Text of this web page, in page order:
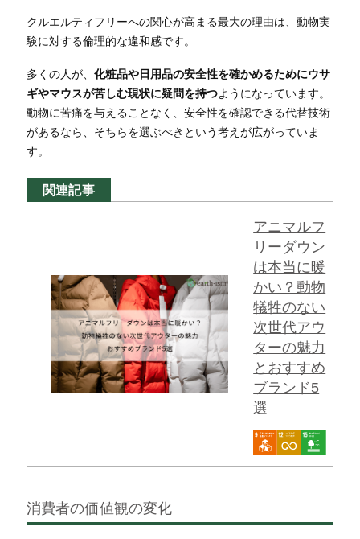
クルエルティフリーへの関心が高まる最大の理由は、動物実
験に対する倫理的な違和感です。
多くの人が、 化粧品や日用品の安全性を確かめるためにウサ
ギやマウスが苦しむ現状に疑問を持つようになっています。
動物に苦痛を与えることなく、安全性を確認できる代替技術
があるなら、そちらを選ぶべきという考えが広がっていま
す。
関連記事
アニマルフ
リーダウン
は本当に暖
かい？動物
犠牲のない
次世代アウ
ターの魅力
とおすすめ
ブランド5
選
消費者の価値観の変化